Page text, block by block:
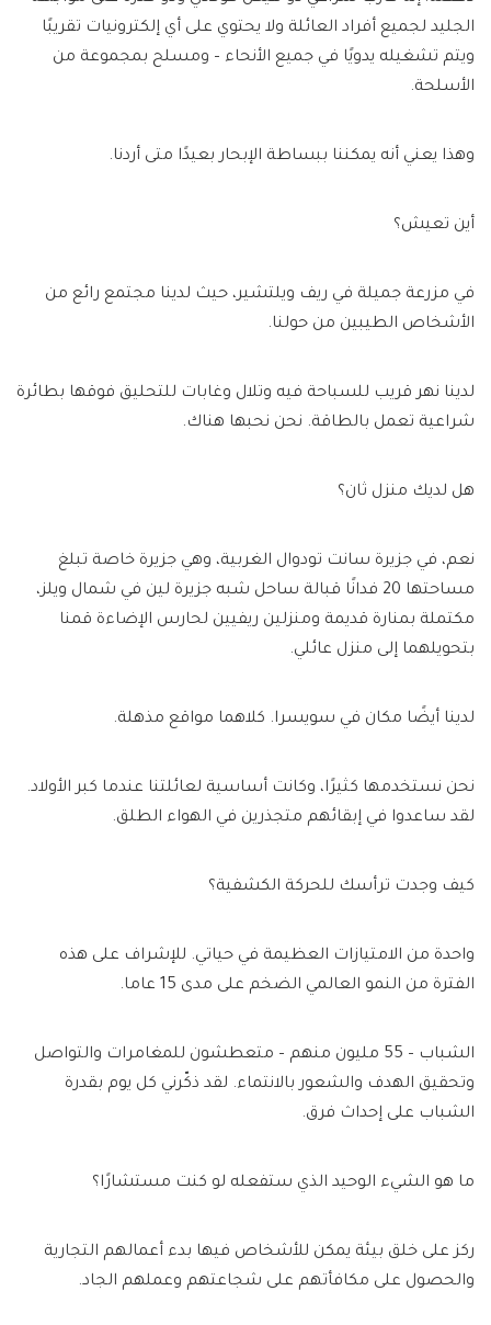
الجليد لجميع أفراد العائلة ولا يحتوي على أي إلكترونيات تقريبًا
ويتم تشغيله يدويًا في جميع الأنحاء – ومسلح بمجموعة من
الأسلحة.
وهذا يعني أنه يمكننا ببساطة الإبحار بعيدًا متى أردنا.
أين تعيش؟
في مزرعة جميلة في ريف ويلتشير، حيث لدينا مجتمع رائع من
الأشخاص الطيبين من حولنا.
لدينا نهر قريب للسباحة فيه وتلال وغابات للتحليق فوقها بطائرة
شراعية تعمل بالطاقة. نحن نحبها هناك.
هل لديك منزل ثان؟
نعم، في جزيرة سانت تودوال الغربية، وهي جزيرة خاصة تبلغ
مساحتها 20 فدانًا قبالة ساحل شبه جزيرة لين في شمال ويلز،
مكتملة بمنارة قديمة ومنزلين ريفيين لحارس الإضاءة قمنا
بتحويلهما إلى منزل عائلي.
لدينا أيضًا مكان في سويسرا. كلاهما مواقع مذهلة.
نحن نستخدمها كثيرًا، وكانت أساسية لعائلتنا عندما كبر الأولاد.
لقد ساعدوا في إبقائهم متجذرين في الهواء الطلق.
كيف وجدت ترأسك للحركة الكشفية؟
واحدة من الامتيازات العظيمة في حياتي. للإشراف على هذه
الفترة من النمو العالمي الضخم على مدى 15 عاما.
الشباب – 55 مليون منهم – متعطشون للمغامرات والتواصل
وتحقيق الهدف والشعور بالانتماء. لقد ذكّرني كل يوم بقدرة
الشباب على إحداث فرق.
ما هو الشيء الوحيد الذي ستفعله لو كنت مستشارًا؟
ركز على خلق بيئة يمكن للأشخاص فيها بدء أعمالهم التجارية
والحصول على مكافأتهم على شجاعتهم وعملهم الجاد.